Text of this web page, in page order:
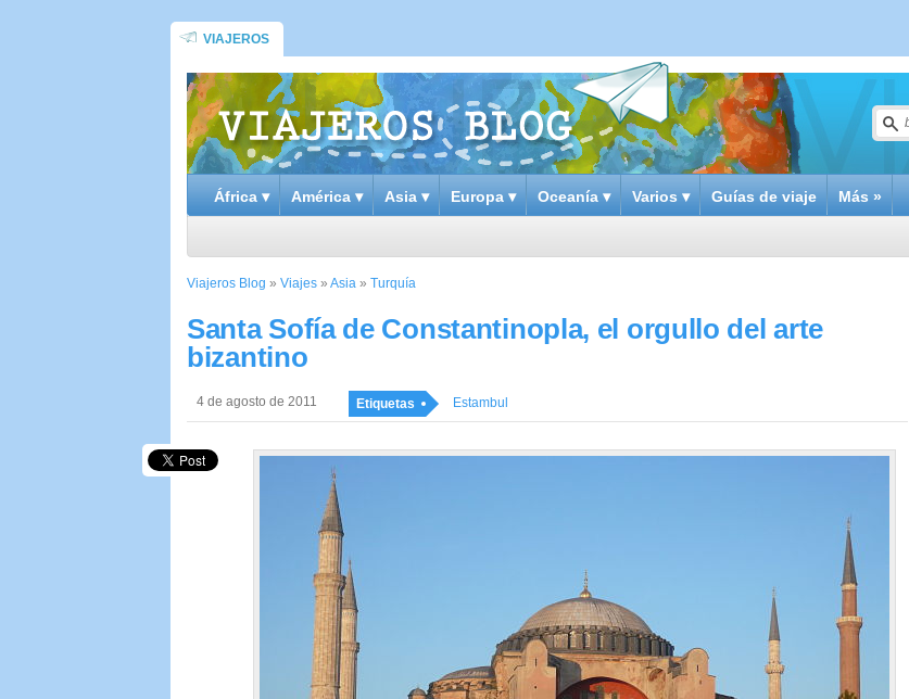
VIAJEROS
África ▾ América ▾ Asia ▾ Europa ▾ Oceanía ▾ Varios ▾ Guías de viaje Más »
Viajeros Blog » Viajes » Asia » Turquía
Santa Sofía de Constantinopla, el orgullo del arte
bizantino
4 de agosto de 2011 Etiquetas Estambul